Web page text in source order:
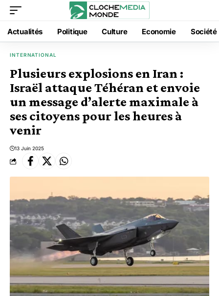
Actualités Politique Culture Economie Société
INTERNATIONAL
Plusieurs explosions en Iran :
Israël attaque Téhéran et envoie
un message d’alerte maximale à
ses citoyens pour les heures à
venir
13 Juin 2025